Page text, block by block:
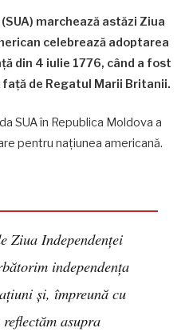
marchează astăzi Ziua
celebrează adoptarea
din 4 iulie 1776, când a fost
de Regatul Marii Britanii.
SUA în Republica Moldova a
pentru națiunea americană.
Ziua Independenței
independența
și, împreună cu
asupra